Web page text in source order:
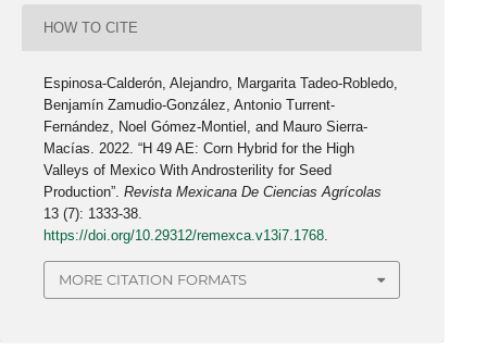
HOW TO CITE
Espinosa-Calderón, Alejandro, Margarita Tadeo-Robledo,
Benjamín Zamudio-González, Antonio Turrent-
Fernández, Noel Gómez-Montiel, and Mauro Sierra-
Macías. 2022. “H 49 AE: Corn Hybrid for the High
Valleys of Mexico With Androsterility for Seed
Production”.Revista Mexicana De Ciencias Agrícolas
13 (7): 1333-38.
https://doi.org/10.29312/remexca.v13i7.1768.
MORE CITATION FORMATS